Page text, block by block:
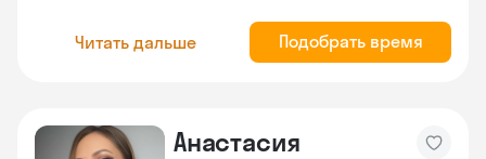
Читать дальше Подобрать время
Анастасия